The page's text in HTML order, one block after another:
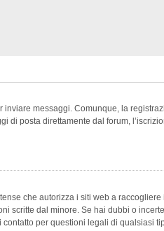
messaggi. Comunque, la
posta direttamente dal forum,
che autorizza i siti web a
scritte dal minore. Se hai dubbi o
per questioni legali di qualsiasi